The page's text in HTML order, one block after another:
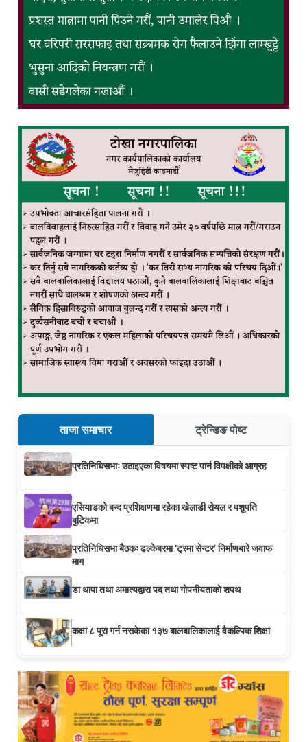
ताजा समाचार ट्रेन्डिङ पोष्ट
प्रतिनिधिसभाः उठाइएका विषयमा स्पष्ट पार्न विपक्षीको आग्रह
एसियाडको बन्द प्रशिक्षणमा रहेका खेलाडी रोयल र पशुपति
बुटिकमा
प्रतिनिधिसभा बैठकः ढल्केबरमा ‘ट्रमा सेन्टर’ निर्माणबारे जवाफ
माग
डा थापा तथा अमात्यद्वारा पद तथा गोपनीयताको शपथ
कक्षा ८ पूरा गर्न नसकेका १३७ बालबालिकालाई वैकल्पिक शिक्षा